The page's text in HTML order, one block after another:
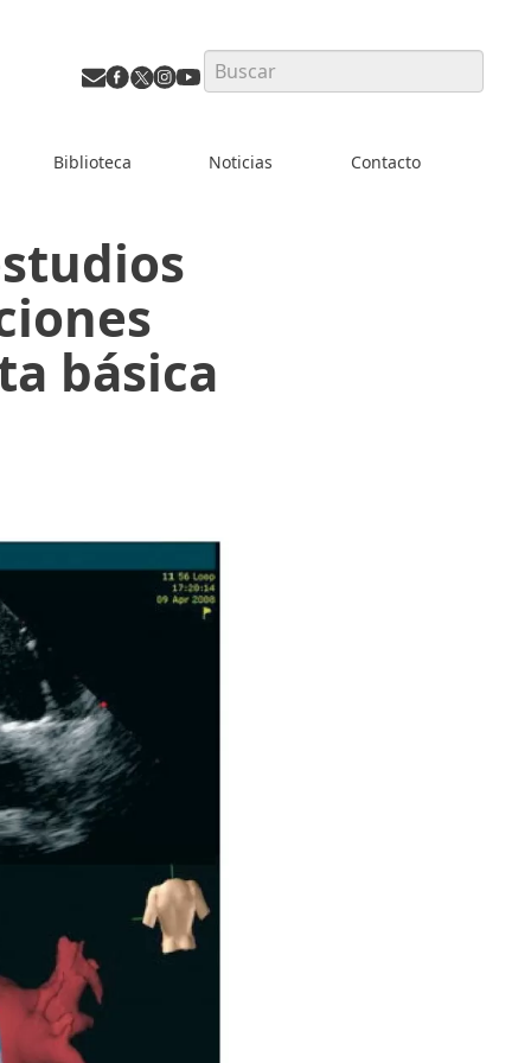
Search
Biblioteca Noticias Contacto
básica